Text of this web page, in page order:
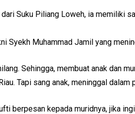
Suku Piliang Loweh, ia memiliki
Muhammad Jamil yang
Sehingga, membuat anak dan
Tapi sang anak, meninggal dalam
berpesan kepada muridnya, jika